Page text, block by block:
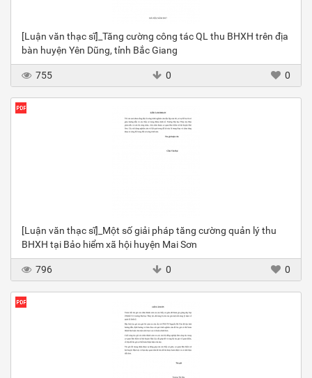
[Luận văn thạc sĩ]_Tăng cường công tác QL thu BHXH trên địa
bàn huyện Yên Dũng, tỉnh Bắc Giang
755 0 0
[Luận văn thạc sĩ]_Một số giải pháp tăng cường quản lý thu
BHXH tại Bảo hiểm xã hội huyện Mai Sơn
796 0 0